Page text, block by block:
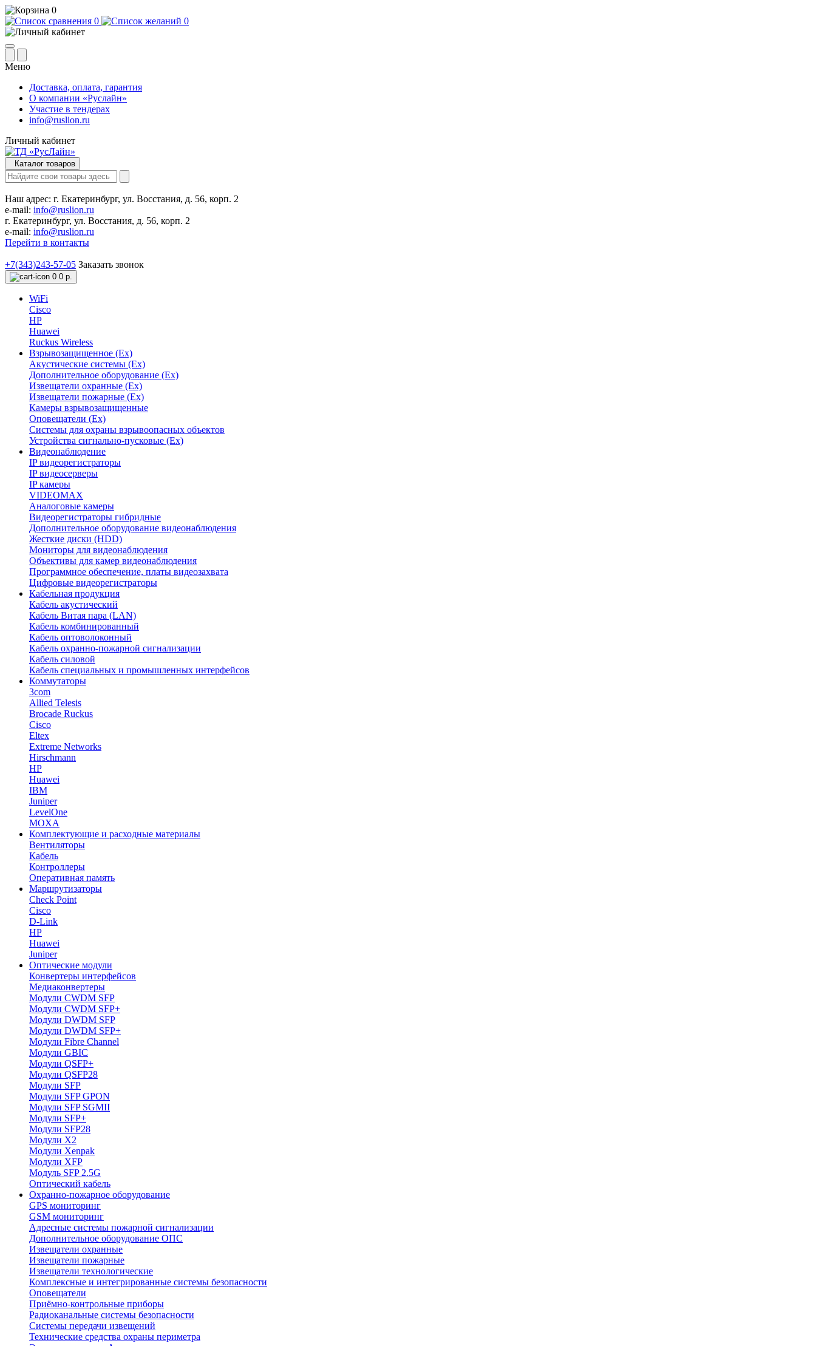
0
0
0
Меню
Доставка, оплата, гарантия
О компании «Руслайн»
Участие в тендерах
info@ruslion.ru
Личный кабинет
Каталог товаров
Наш адрес: г. Екатеринбург, ул. Восстания, д. 56, корп. 2
e-mail: info@ruslion.ru
г. Екатеринбург, ул. Восстания, д. 56, корп. 2
e-mail: info@ruslion.ru
Перейти в контакты
+7(343)243-57-05 Заказать звонок
0 0 р.
WiFi
Cisco
HP
Huawei
Ruckus Wireless
Взрывозащищенное (Ex)
Акустические системы (Ex)
Дополнительное оборудование (Ex)
Извещатели охранные (Ex)
Извещатели пожарные (Ex)
Камеры взрывозащищенные
Оповещатели (Ex)
Системы для охраны взрывоопасных объектов
Устройства сигнально-пусковые (Ex)
Видеонаблюдение
IP видеорегистраторы
IP видеосерверы
IP камеры
VIDEOMAX
Аналоговые камеры
Видеорегистраторы гибридные
Дополнительное оборудование видеонаблюдения
Жесткие диски (HDD)
Мониторы для видеонаблюдения
Объективы для камер видеонаблюдения
Программное обеспечение, платы видеозахвата
Цифровые видеорегистраторы
Кабельная продукция
Кабель акустический
Кабель Витая пара (LAN)
Кабель комбинированный
Кабель оптоволоконный
Кабель охранно-пожарной сигнализации
Кабель силовой
Кабель специальных и промышленных интерфейсов
Коммутаторы
3com
Allied Telesis
Brocade Ruckus
Cisco
Eltex
Extreme Networks
Hirschmann
HP
Huawei
IBM
Juniper
LevelOne
MOXA
Комплектующие и расходные материалы
Вентиляторы
Кабель
Контроллеры
Оперативная память
Маршрутизаторы
Check Point
Cisco
D-Link
HP
Huawei
Juniper
Оптические модули
Конвертеры интерфейсов
Медиаконвертеры
Модули CWDM SFP
Модули CWDM SFP+
Модули DWDM SFP
Модули DWDM SFP+
Модули Fibre Channel
Модули GBIC
Модули QSFP+
Модули QSFP28
Модули SFP
Модули SFP GPON
Модули SFP SGMII
Модули SFP+
Модули SFP28
Модули X2
Модули Xenpak
Модули XFP
Модуль SFP 2.5G
Оптический кабель
Охранно-пожарное оборудование
GPS мониторинг
GSM мониторинг
Адресные системы пожарной сигнализации
Дополнительное оборудование ОПС
Извещатели охранные
Извещатели пожарные
Извещатели технологические
Комплексные и интегрированные системы безопасноcти
Оповещатели
Приёмно-контрольные приборы
Радиоканальные системы безопасности
Системы передачи извещений
Технические средства охраны периметра